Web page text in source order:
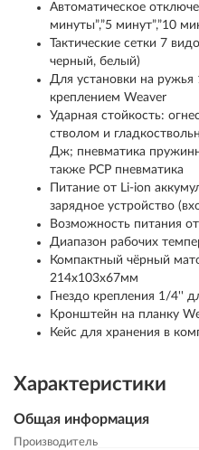
Автоматическое
минуты”,”5 минут”,”10
Тактические сетки 7
черный, белый)
Для установки на
креплением Weaver
Ударная стойкость:
стволом и
Дж; пневматика
также РСР пневматика
Питание от Li-ion
зарядное устройство
Возможность питания
Диапазон рабочих
Компактный чёрный
214х103х67мм
Гнездо крепления 1/4''
Кронштейн на планку
Кейс для хранения в
Характеристики
Общая информация
Производитель